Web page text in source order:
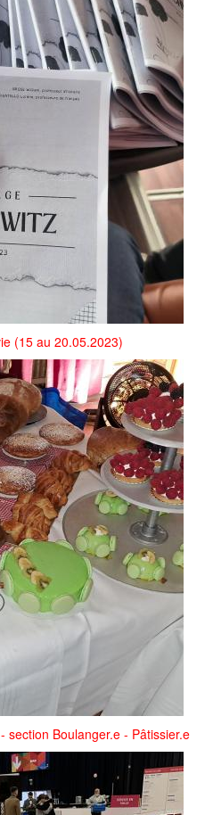
(15 au 20.05.2023)
section Boulanger.e - Pâtissier.e